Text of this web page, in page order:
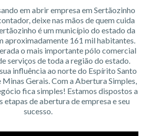
em abrir empresa em Sertãozinho
deixe nas mãos de quem cuida
é um município do estado da
aproximadamente 161 mil habitantes.
o mais importante pólo comercial
serviços de toda a região do estado.
influência ao norte do Espírito Santo
Minas Gerais. Com a Abertura Simples,
fica simples! Estamos dispostos a
etapas de abertura de empresa e seu
sucesso.